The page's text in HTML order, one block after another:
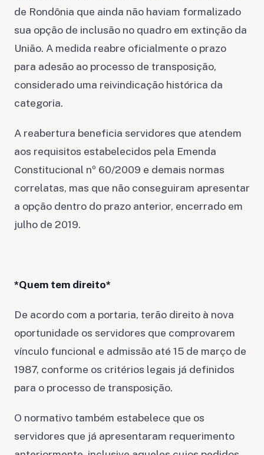
de Rondônia que ainda não haviam formalizado
sua opção de inclusão no quadro em extinção da
União. A medida reabre oficialmente o prazo
para adesão ao processo de transposição,
considerado uma reivindicação histórica da
categoria.
A reabertura beneficia servidores que atendem
aos requisitos estabelecidos pela Emenda
Constitucional nº 60/2009 e demais normas
correlatas, mas que não conseguiram apresentar
a opção dentro do prazo anterior, encerrado em
julho de 2019.
*Quem tem direito*
De acordo com a portaria, terão direito à nova
oportunidade os servidores que comprovarem
vínculo funcional e admissão até 15 de março de
1987, conforme os critérios legais já definidos
para o processo de transposição.
O normativo também estabelece que os
servidores que já apresentaram requerimento